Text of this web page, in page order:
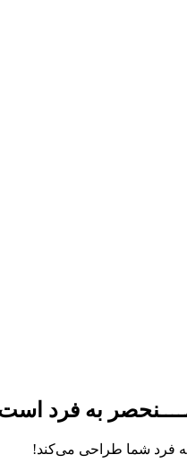
به فرد
به فرد شما طراحی می‌کند!